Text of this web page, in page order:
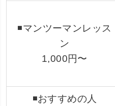
◾️マンツーマンレッス
ン
1,000円〜
◾️おすすめの人